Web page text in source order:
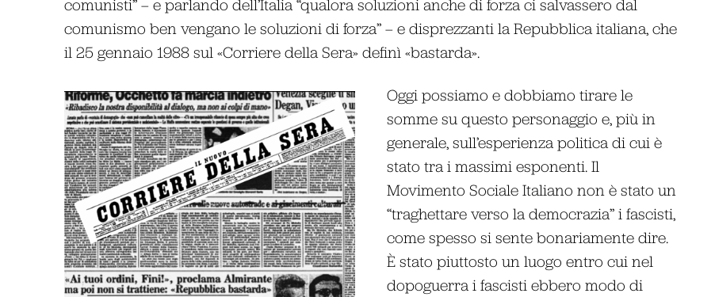
comunisti” – e parlando dell’Italia “qualora soluzioni anche di forza ci salvassero dal
comunismo ben vengano le soluzioni di forza” – e disprezzanti la Repubblica italiana, che
il 25 gennaio 1988 sul «Corriere della Sera» definì «bastarda».
Oggi possiamo e dobbiamo tirare le
somme su questo personaggio e, più in
generale, sull’esperienza politica di cui è
stato tra i massimi esponenti. Il
Movimento Sociale Italiano non è stato un
“traghettare verso la democrazia” i fascisti,
come spesso si sente bonariamente dire.
È stato piuttosto un luogo entro cui nel
dopoguerra i fascisti ebbero modo di